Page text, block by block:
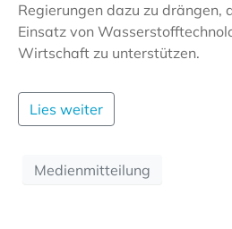
Regierungen dazu zu drängen,
Einsatz von
Wirtschaft zu unterstützen.
Lies weiter
Medienmitteilung